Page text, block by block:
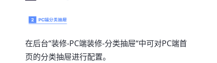
在后台“装修-PC端装修-分类抽屉“中可对PC端首
页的分类抽屉进行配置。